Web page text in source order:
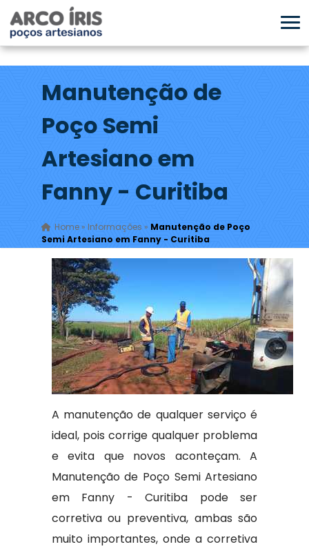
Manutenção de
Poço Semi
Artesiano em
Fanny - Curitiba
Home» Informações » Manutenção de Poço
Semi Artesiano em Fanny - Curitiba
A manutenção de qualquer serviço é
ideal, pois corrige qualquer problema
e evita que novos aconteçam. A
Manutenção de Poço Semi Artesiano
em Fanny - Curitiba pode ser
corretiva ou preventiva, ambas são
muito importantes, onde a corretiva